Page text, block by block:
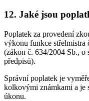
12. Jaké jsou
Poplatek za provedení
výkonu funkce
(zákon č. 634/2004 Sb., o
předpisů).
Správní poplatek je
kolkovými známkami a je
úkonu.